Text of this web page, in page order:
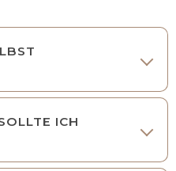
ICH